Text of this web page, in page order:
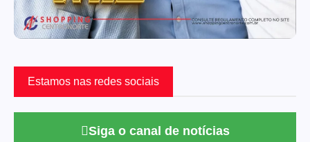
Estamos nas redes sociais
Siga o canal de notícias